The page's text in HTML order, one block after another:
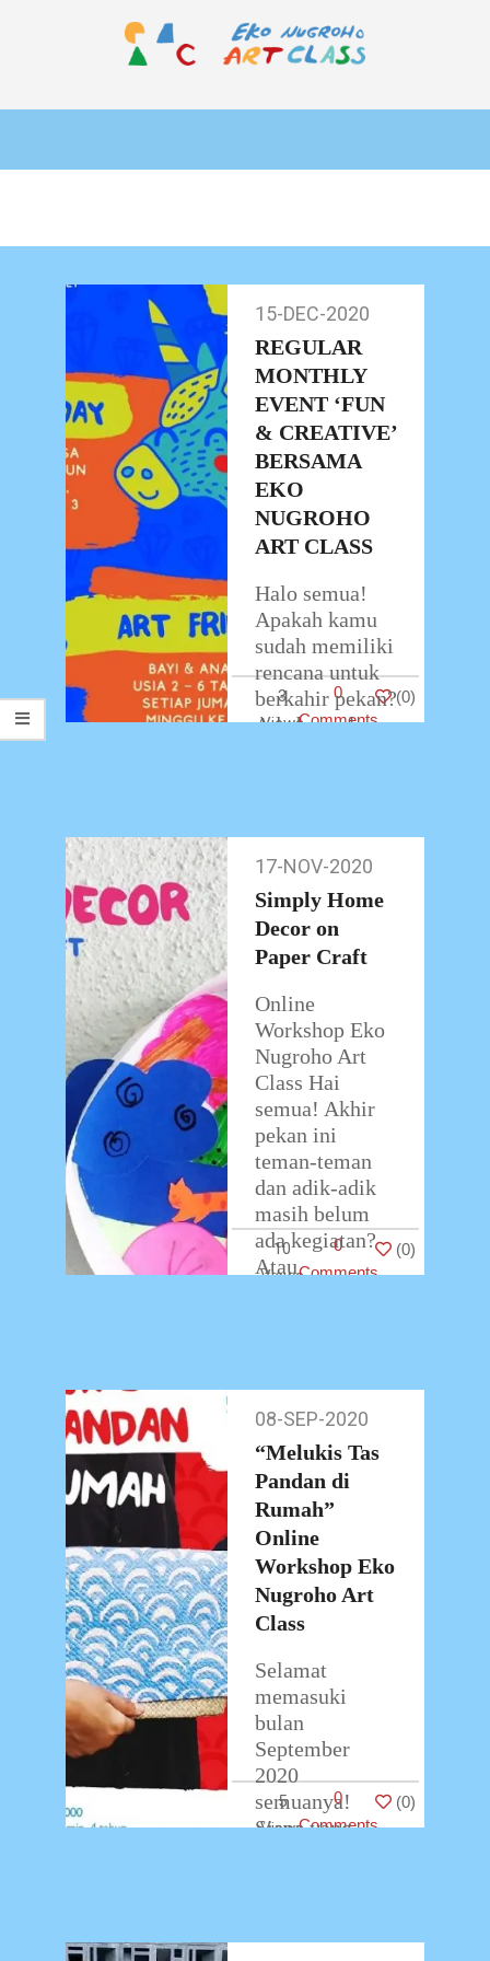
ART
Primary
Menu
15-
Dec-
2020
15-DEC-2020
REGULAR
MONTHLY
EVENT ‘FUN
& CREATIVE’
BERSAMA
EKO
NUGROHO
ART CLASS
Halo semua!
Apakah kamu
sudah memiliki
rencana untuk
berkahir pekan?
Ada banyak
adik-adik
akhir pekan,
kalian bisa
membaca
3
0
Comments
(0)
17-
Nov-
2020
17-NOV-2020
Simply Home
Decor on
Paper Craft
Online
Workshop Eko
Nugroho Art
Class Hai
semua! Akhir
pekan ini
teman-teman
dan adik-adik
masih belum
ada kegiatan?
Atau
saja?
10
0
Comments
(0)
08-
Sep-
2020
08-SEP-2020
“Melukis Tas
Pandan di
Rumah”
Online
Workshop Eko
Nugroho Art
Class
Selamat
memasuki
bulan
September
2020
semuanya!
Siapa yang
5
0
Comments
(0)